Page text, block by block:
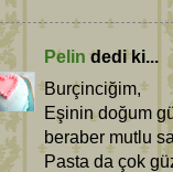
Pelin dedi ki...
Burçinciğim,
Eşinin doğum
beraber mutlu
Pasta da çok